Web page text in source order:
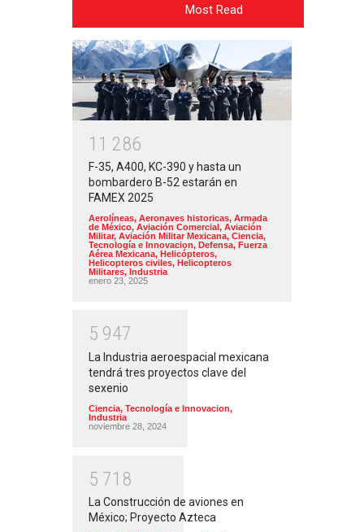
Most Read
1 1 286
F-35, A400, KC-390 y hasta un
bombardero B-52 estarán en
FAMEX 2025
Aerolíneas, Aeronaves historicas, Armada
de México, Aviación Comercial, Aviación
Militar, Aviación Militar Mexicana, Ciencia,
Tecnología e Innovacion, Defensa, Fuerza
Aérea Mexicana, Helicópteros,
Helicopteros civiles, Helicopteros
Militares, Industria
enero 23, 2025
5 947
La Industria aeroespacial mexicana
tendrá tres proyectos clave del
sexenio
Ciencia, Tecnología e Innovacion,
Industria
noviembre 28, 2024
5 71 8
La Construcción de aviones en
México; Proyecto Azteca